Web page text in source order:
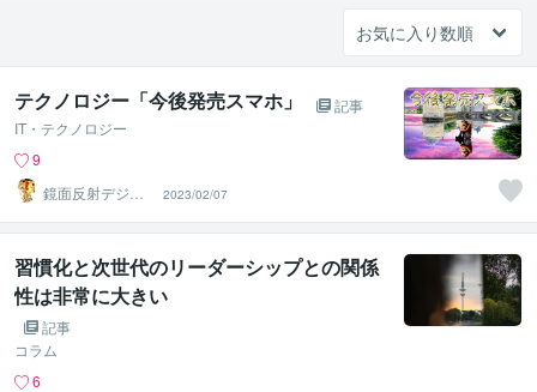
テクノロジー「今後発売スマホ」
記事
IT・テクノロジー
9
鏡面反射デジタ
ルアート製作所
（鈴木穣）
2023/02/07
習慣化と次世代のリーダーシップとの関係
性は非常に大きい
記事
コラム
6